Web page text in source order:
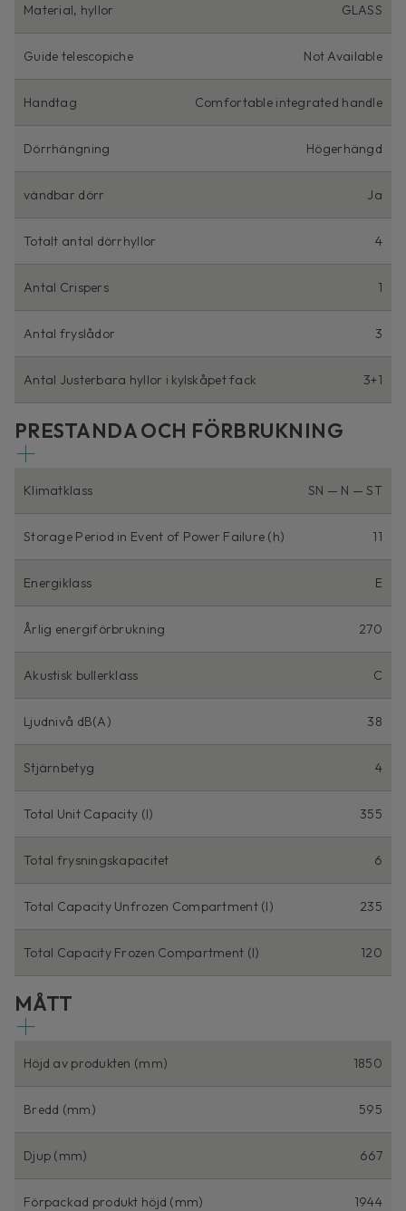
Material, hyllor GLASS
Guide telescopiche Not Available
Handtag Comfortable integrated handle
Dörrhängning Högerhängd
vändbar dörr Ja
Totalt antal dörrhyllor 4
Antal Crispers 1
Antal fryslådor 3
Antal Justerbara hyllor i kylskåpet fack 3+1
PRESTANDA OCH FÖRBRUKNING
Klimatklass SN — N — ST
Storage Period in Event of Power Failure (h) 11
Energiklass E
Årlig energiförbrukning 270
Akustisk bullerklass C
Ljudnivå dB(A) 38
Stjärnbetyg 4
Total Unit Capacity (l) 355
Total frysningskapacitet 6
Total Capacity Unfrozen Compartment (l) 235
Total Capacity Frozen Compartment (l) 120
MÅTT
Höjd av produkten (mm) 1850
Bredd (mm) 595
Djup (mm) 667
Förpackad produkt höjd (mm) 1944